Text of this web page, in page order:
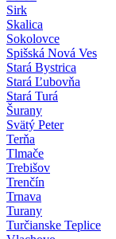
Sirk
Skalica
Sokolovce
Spišská Nová Ves
Stará Bystrica
Stará Ľubovňa
Stará Turá
Šurany
Svätý Peter
Terňa
Tlmače
Trebišov
Trenčín
Trnava
Turany
Turčianske Teplice